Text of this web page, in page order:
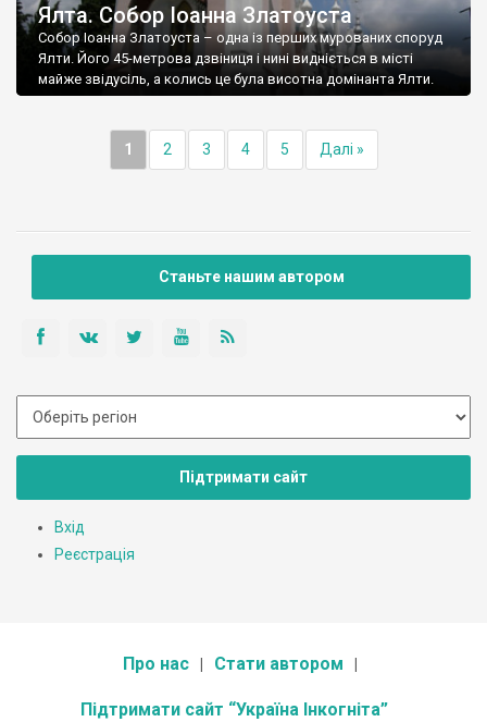
Ялта. Собор Іоанна Златоуста
Собор Іоанна Златоуста – одна із перших мурованих споруд
Ялти. Його 45-метрова дзвіниця і нині видніється в місті
майже звідусіль, а колись це була висотна домінанта Ялти.
1 2 3 4 5 Далі »
Станьте нашим автором
Підтримати сайт
Вхід
Реєстрація
Про нас Стати автором
Підтримати сайт “Україна Інкогніта”